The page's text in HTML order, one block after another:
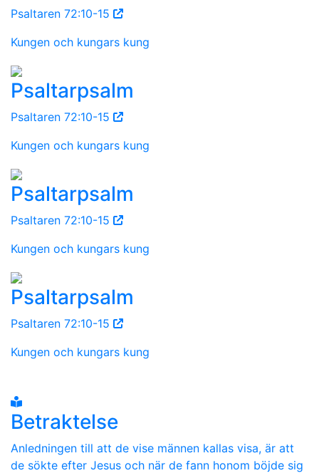
Psaltaren 72:10-15
Kungen och kungars kung
Psaltarpsalm
Psaltaren 72:10-15
Kungen och kungars kung
Psaltarpsalm
Psaltaren 72:10-15
Kungen och kungars kung
Psaltarpsalm
Psaltaren 72:10-15
Kungen och kungars kung
Betraktelse
Anledningen till att de vise männen kallas visa, är att
de sökte efter Jesus och när de fann honom böjde sig